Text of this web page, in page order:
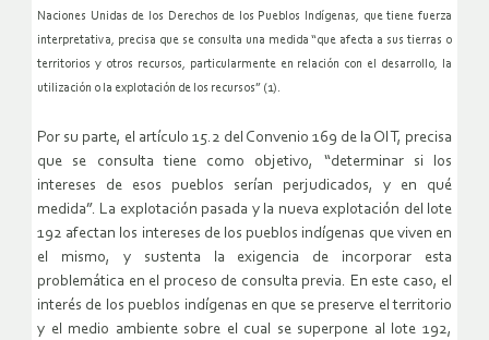
Naciones Unidas de los Derechos de los Pueblos Indígenas, que tiene fuerza
interpretativa, precisa que se consulta una medida “que afecta a sus tierras o
territorios y otros recursos, particularmente en relación con el desarrollo, la
utilización o la explotación de los recursos” (1).
Por su parte, el artículo 15.2 del Convenio 169 de la OIT, precisa
que se consulta tiene como objetivo, “determinar si los
intereses de esos pueblos serían perjudicados, y en qué
medida”. La explotación pasada y la nueva explotación del lote
192 afectan los intereses de los pueblos indígenas que viven en
el mismo, y sustenta la exigencia de incorporar esta
problemática en el proceso de consulta previa. En este caso, el
interés de los pueblos indígenas en que se preserve el territorio
y el medio ambiente sobre el cual se superpone al lote 192,